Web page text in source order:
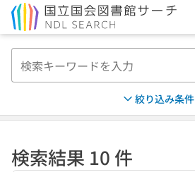
絞り込み条件
検索結果 10 件